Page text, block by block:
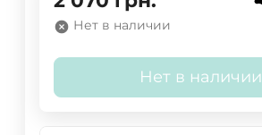
Нет в наличии
Нет в наличии